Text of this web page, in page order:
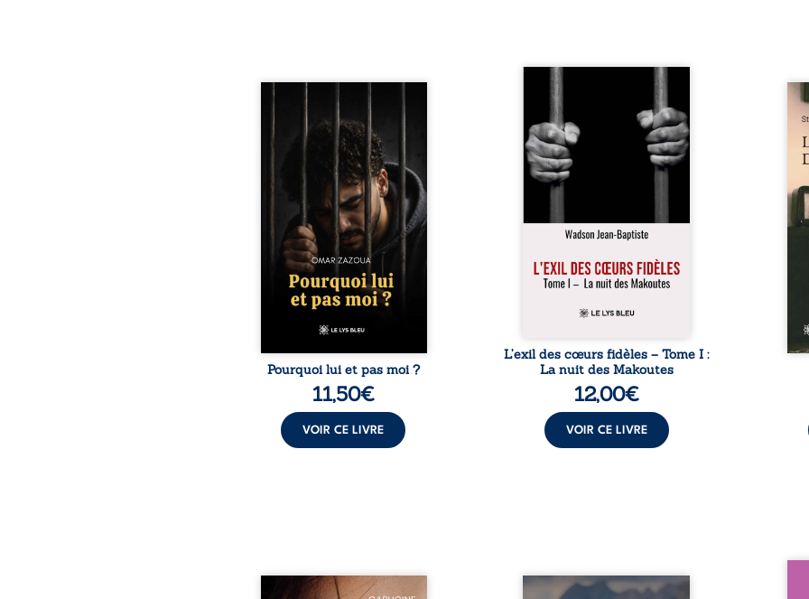
Pourquoi lui et pas moi ?
raconte le parcours de l’auteur
marqué par les mauvais choix,
la chute et l’épreuve de
l’enfermement. Mais il dévoile
également les espoirs qui lui
ont permis de ne pas renoncer.
Au-delà d’une histoire
personnelle, ce témoignage
interroge le destin, la
responsabilité, la résilience et
la possibilité de se
reconstruire malgré les
obstacles. Un ouvrage ...
Pourquoi lui et pas moi ?
11,50€
VOIR CE LIVRE
« Une nuit suffit parfois pour
briser une famille… mais
certaines fidélités traversent
les années. » Haïti, sous la
dictature des Duvalier. La peur
s’étend jusque dans les
villages les plus reculés. À
Bainet, Jean-Joël Joli mène une
existence paisible avec sa
famille. Chef de section
respecté, il refuse pourtant de
fermer les yeux sur l’injustice.
Mais, dans un ...
L’exil des cœurs fidèles – Tome I :
La nuit des Makoutes
12,00€
VOIR CE LIVRE
Les
la
par-
À seize ans, Violette peine à Que reste-t-il de l’enfance